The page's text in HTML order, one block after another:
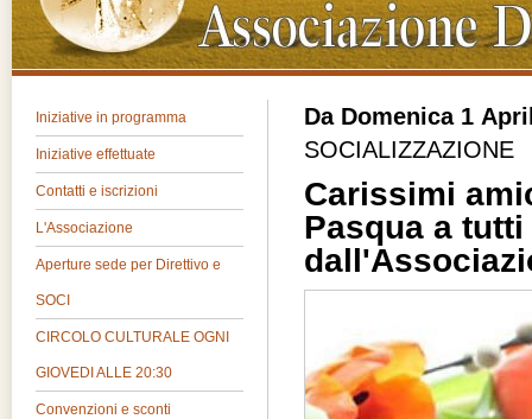
Iniziative in programma
Iniziative effettuate
Contatti e iscrizioni
L'Associazione
Aperture sede per Direttivo e
SOCI
CIRCOLO CULTURALE OGNI
GIOVEDI ALLE 20:30
Convenzioni e sconti
Da Domenica 1
SOCIALIZZAZIONE
Carissimi
Pasqua a